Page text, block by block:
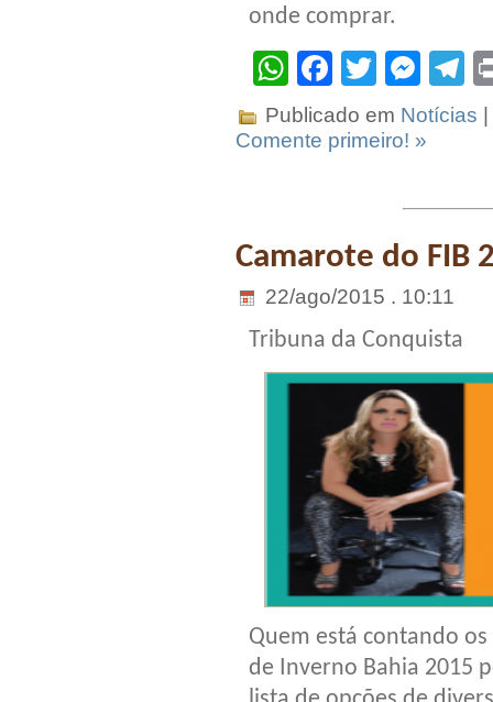
onde comprar.
WhatsApp
Facebook
Twitter
Publicado em Notícias
Comente primeiro! »
Camarote do FIB
22/ago/2015 . 10:11
Tribuna da Conquista
Quem está contando
de Inverno Bahia 2015